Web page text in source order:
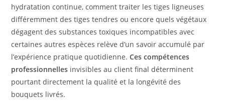
hydratation continue, comment traiter les tiges ligneuses
différemment des tiges tendres ou encore quels végétaux
dégagent des substances toxiques incompatibles avec
certaines autres espèces relève d’un savoir accumulé par
l’expérience pratique quotidienne.Ces compétences
professionnelles invisibles au client final déterminent
pourtant directement la qualité et la longévité des
bouquets livrés.